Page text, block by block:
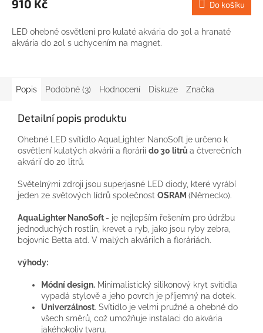
910 Kč Do košíku
LED ohebné osvětlení pro kulaté akvária do 30l a hranaté
akvária do 20l s uchycením na magnet.
Popis Podobné (3) Hodnocení Diskuze Značka
Detailní popis produktu
Ohebné LED svítidlo AquaLighter NanoSoft je určeno k
osvětlení kulatých akvárií a florárií do30 litrů a čtverečních
akvárií do 20 litrů.
Světelnými zdroji jsou superjasné LED diody, které vyrábí
jeden ze světových lídrů společnost OSRAM (Německo).
AquaLighter NanoSoft - je nejlepším řešením pro údržbu
jednoduchých rostlin krevet a ryb jako jsou ryby zebra
bojovnic Betta atd. V malých akváriích a floráriách.
výhody:
Módní design. Minimalistický silikonový kryt svítidla
vypadá stylově a jeho povrch je příjemný na dotek.
Univerzálnost. Svítidlo je velmi pružné a ohebné do
všech směrů, což umožňuje instalaci do akvária
jakéhokoliv tvaru.